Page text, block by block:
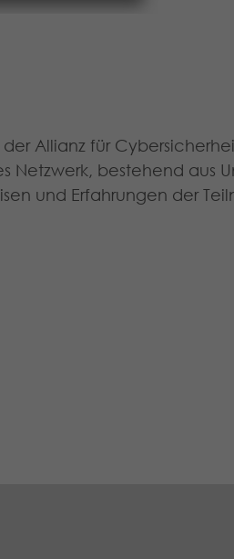
Allianz für
Netzwerk, bestehend
und Erfahrungen der